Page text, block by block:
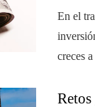
En el
creces